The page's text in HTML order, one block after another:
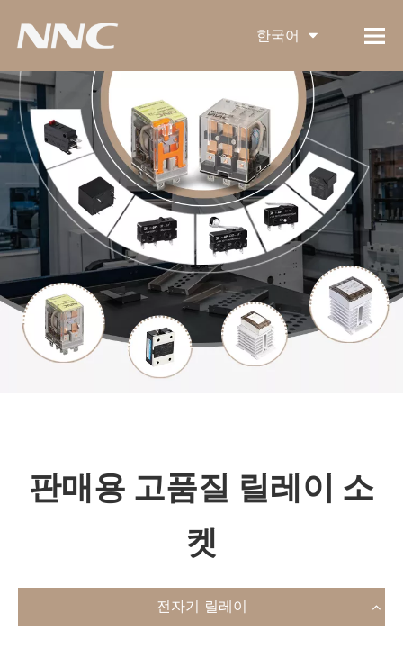
한국어
English
العربية
Français
Pусский
Español
Português
Deutsch
Italiano
판매용 고품질 릴레이 소
켓
전자기 릴레이